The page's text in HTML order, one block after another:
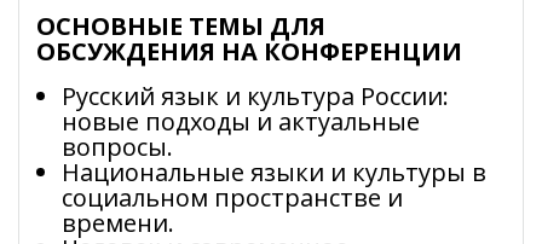
ОСНОВНЫЕ ТЕМЫ ДЛЯ
ОБСУЖДЕНИЯ НА КОНФЕРЕНЦИИ
Русский язык и культура России:
новые подходы и актуальные
вопросы.
Национальные языки и культуры в
социальном пространстве и
времени.